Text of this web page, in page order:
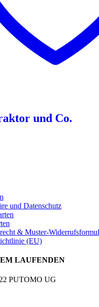
und Co.
und Datenschutz
& Muster-
(EU)
LAUFENDEN
PUTOMO UG